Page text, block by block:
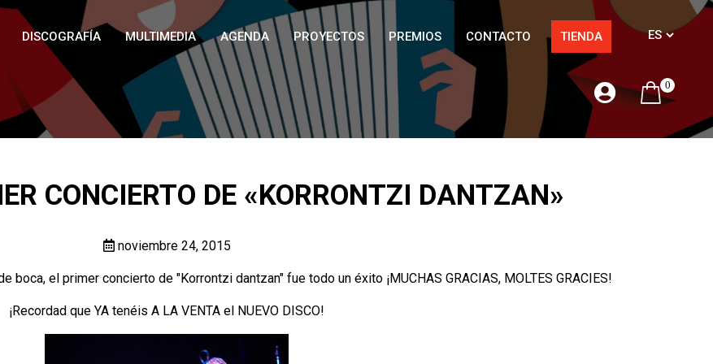
DISCOGRAFÍA MULTIMEDIA AGENDA PROYECTOS PREMIOS CONTACTO TIENDA
0
CONCIERTO DE «KORRONTZI DANTZAN»
noviembre 24, 2015
boca, el primer concierto de "Korrontzi dantzan" fue todo un éxito ¡MUCHAS GRACIAS, MOLTES GRACIES!
¡Recordad que YA tenéis A LA VENTA el NUEVO DISCO!